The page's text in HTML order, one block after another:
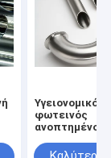
Υγειονομικός
φωτεινός
ανοπτημένος
ανοξείδωτου